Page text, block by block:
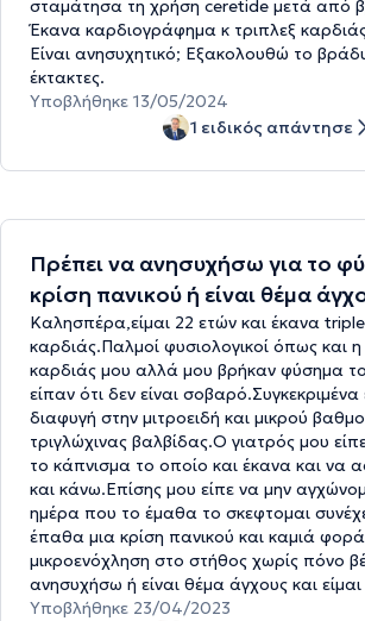
σταμάτησα τη χρήση ceretide μετά από
Έκανα καρδιογράφημα κ τριπλεξ
Είναι ανησυχητικό; Εξακολουθώ το
έκτακτες.
Υποβλήθηκε 13/05/2024
1 ειδικός απάντησε
Πρέπει να ανησυχήσω για το
κρίση πανικού ή είναι θέμα
Καλησπέρα,είμαι 22 ετών και έκανα
καρδιάς.Παλμοί φυσιολογικοί όπως και η
καρδιάς μου αλλά μου βρήκαν φύσημα
είπαν ότι δεν είναι σοβαρό.Συγκεκριμένα
διαφυγή στην μιτροειδή και μικρού
τριγλώχινας βαλβίδας.Ο γιατρός μου
το κάπνισμα το οποίο και έκανα και να
και κάνω.Επίσης μου είπε να μην
ημέρα που το έμαθα το σκεφτομαι
έπαθα μια κρίση πανικού και καμιά
μικροενόχληση στο στήθος χωρίς πόνο
ανησυχήσω ή είναι θέμα άγχους και
Υποβλήθηκε 23/04/2023